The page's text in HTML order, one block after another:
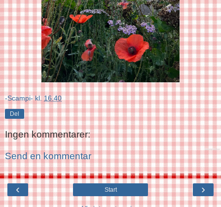
-Scampi- kl.16.40
Del
Ingen kommentarer:
Send en kommentar
‹ ›
Start